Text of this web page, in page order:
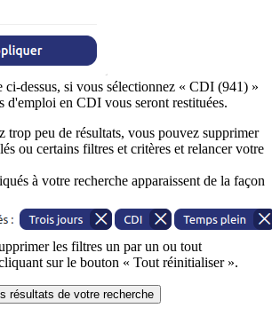
ci-dessus, si vous sélectionnez « CDI (941) »
d'emploi en CDI vous seront restituées.
trop peu de résultats, vous pouvez supprimer
ou certains filtres et critères et relancer votre
à votre recherche apparaissent de la façon
les filtres un par un ou tout
sur le bouton « Tout réinitialiser ».
résultats de votre recherche